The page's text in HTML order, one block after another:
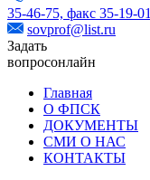
35-46-75, факс 35-19-01
sovprof@list.ru
Задать
вопросонлайн
Главная
О ФПСК
ДОКУМЕНТЫ
СМИ О НАС
КОНТАКТЫ